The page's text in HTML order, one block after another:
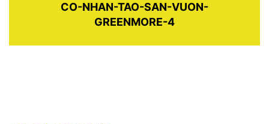
CO-NHAN-TAO-SAN-VUON-
GREENMORE-4